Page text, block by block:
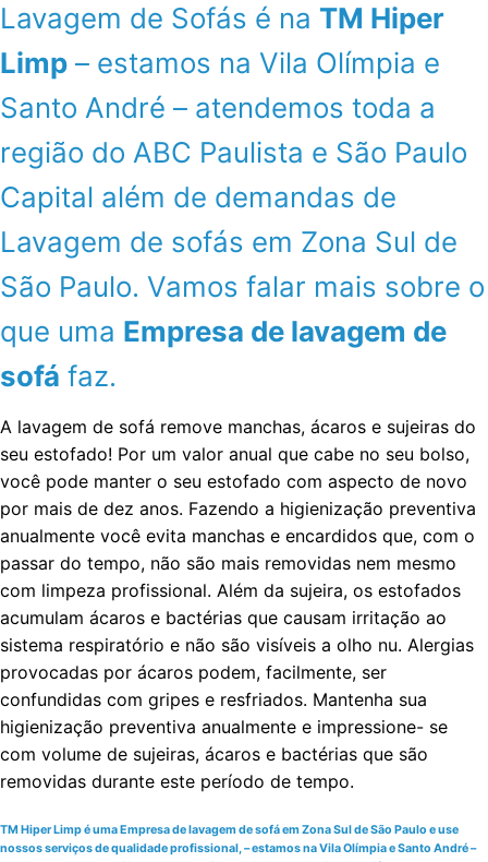
Lavagem de Sofás é na TM Hiper
Limp – estamos na Vila Olímpia e
Santo André – atendemos toda a
região do ABC Paulista e São Paulo
Capital além de demandas de
Lavagem de sofás em Zona Sul de
São Paulo. Vamos falar mais sobre o
que uma Empresa de lavagem de
sofá faz.
A lavagem de sofá remove manchas, ácaros e sujeiras do
seu estofado! Por um valor anual que cabe no seu bolso,
você pode manter o seu estofado com aspecto de novo
por mais de dez anos. Fazendo a higienização preventiva
anualmente você evita manchas e encardidos que, com o
passar do tempo, não são mais removidas nem mesmo
com limpeza profissional. Além da sujeira, os estofados
acumulam ácaros e bactérias que causam irritação ao
sistema respiratório e não são visíveis a olho nu. Alergias
provocadas por ácaros podem, facilmente, ser
confundidas com gripes e resfriados. Mantenha sua
higienização preventiva anualmente e impressione- se
com volume de sujeiras, ácaros e bactérias que são
removidas durante este período de tempo.
TM Hiper Limp é uma Empresa de lavagem de sofá em Zona Sul de São Paulo e use
nossos serviços de qualidade profissional, – estamos na Vila Olímpia e Santo André –